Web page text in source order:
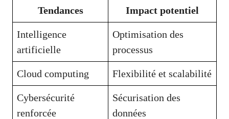
Tendances Impact potentiel
Intelligence
artificielle
Optimisation des
processus
Cloud computing Flexibilité et scalabilité
Cybersécurité
renforcée
Sécurisation des
données